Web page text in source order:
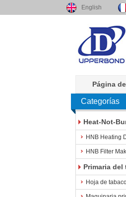
English
Página
Categorías
Heat-Not-
HNB Heating
HNB Filter
Primaria del
Hoja de